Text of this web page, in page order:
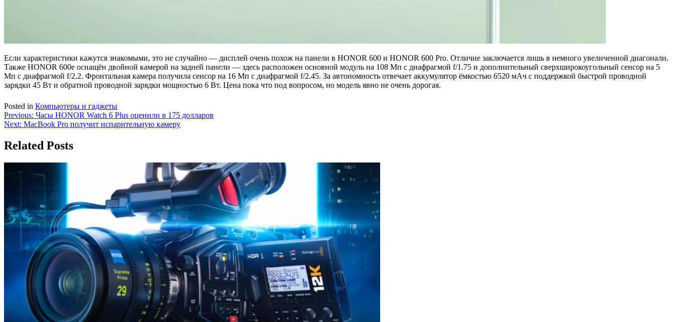
Если характеристики кажутся знакомыми, это не случайно — дисплей очень похож на панели в HONOR 600 и HONOR 600 Pro. Отличие заключается лишь в немного увеличенной диагонали.
Также HONOR 600e оснащён двойной камерой на задней панели — здесь расположен основной модуль на 108 Мп с диафрагмой f/1.75 и дополнительный сверхширокоугольный сенсор на 5
Мп с диафрагмой f/2.2. Фронтальная камера получила сенсор на 16 Мп с диафрагмой f/2.45. За автономность отвечает аккумулятор ёмкостью 6520 мАч с поддержкой быстрой проводной
зарядки 45 Вт и обратной проводной зарядки мощностью 6 Вт. Цена пока что под вопросом, но модель явно не очень дорогая.
Posted in Компьютеры и гаджеты
Навигация
по
записям
Previous: Часы HONOR Watch 6 Plus оценили в 175 долларов
Next: MacBook Pro получит испарительную камеру
Related Posts